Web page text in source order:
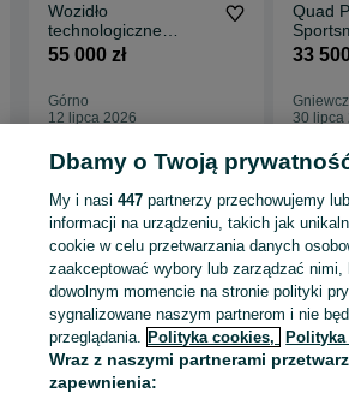
Wozidło
technologiczne
wywrotka budowlana
55 000 zł
Górno
12 lipca 2026
Quad
33
30 lipca
Strona główna Wypożyczalnia Urządzenia,
sprzęt budowlany
Koparki, ładowarki, wozidła
Podkarpackie
Koparki, ładowarki, wozidła -
KATEGORIA
Dbamy o Twoją
My i nasi447 partnerzy przechowujemy
informacji na urządzeniu, takich jak
cookie w celu przetwarzania danych
zaakceptować wybory lub zarządzać
dowolnym momencie na stronie polityki
sygnalizowane naszym partnerom i nie
przeglądania. Polityka cookies,
Wraz z naszymi partnerami
zapewnienia: